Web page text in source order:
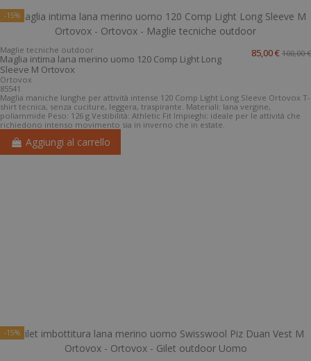
-15%
Maglie tecniche outdoor
Maglia intima lana merino uomo 120 Comp Light Long
Sleeve M Ortovox
Ortovox
85541
85,00 € 100,00 €
Maglia maniche lunghe per attività intense 120 Comp Light Long Sleeve Ortovox T-
shirt tecnica, senza cuciture, leggera, traspirante. Materiali: lana vergine,
poliammide Peso: 126 g Vestibilità: Athletic Fit Impieghi: ideale per le attività che
richiedono intenso movimento sia in inverno che in estate.
Aggiungi al carrello
-15%